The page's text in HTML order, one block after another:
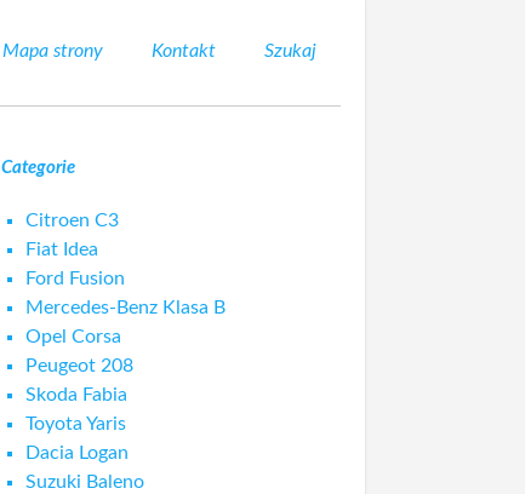
Mapa strony Kontakt Szukaj
Categorie
Citroen C3
Fiat Idea
Ford Fusion
Mercedes-Benz Klasa B
Opel Corsa
Peugeot 208
Skoda Fabia
Toyota Yaris
Dacia Logan
Suzuki Baleno